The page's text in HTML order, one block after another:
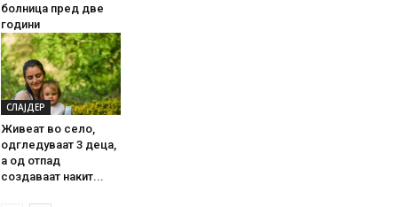
болница пред две
години
СЛАЈДЕР
Живеат во село,
одгледуваат 3 деца,
а од отпад
создаваат накит...